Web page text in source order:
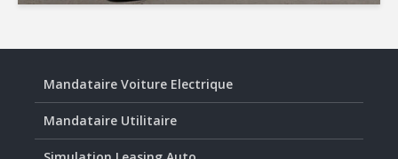
Mandataire Voiture Electrique
Mandataire Utilitaire